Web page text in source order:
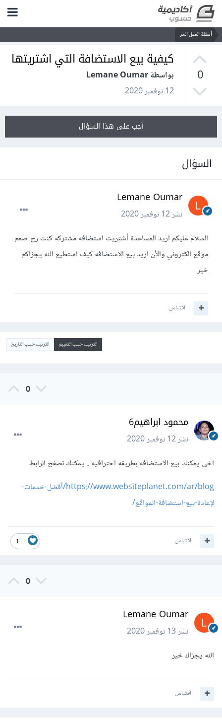
أسئلة العمل الحر
0
كيفية بيع الاستضافة التي اشتريتها
بواسطة Lemane Oumar
12 نوفمبر 2020
أجب على هذا السؤال
السؤال
Lemane Oumar
نشر12 نوفمبر 2020
السلام عليكم اريد المساعدة أشتريت استضافه مشتركه كنت رح صمم
موقع الكتروني والأن اريد بيع الاستضافه كيف استطيع الله يجزاكم
خير
اقتباس
الترتيب حسب التقييم الترتيب حسب التاريخ
0
محمود ابراهيم6
نشر12 نوفمبر 2020
اخى يمكنك بيع الاستضافه بطريقه احترافيه .. يمكنك تصفح الرابط
https://www.websiteplanet.com/ar/blog/أفضل-خدمات-
لإعادة-بيع-استضافة-المواقع/
1 اقتباس
0
Lemane Oumar
نشر13 نوفمبر 2020
الله يجزاك خير
اقتباس